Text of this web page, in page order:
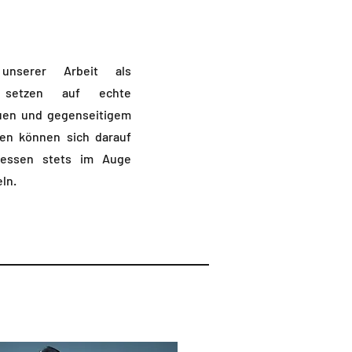
Arbeit als
setzen auf echte
und gegenseitigem
können sich darauf
stets im Auge